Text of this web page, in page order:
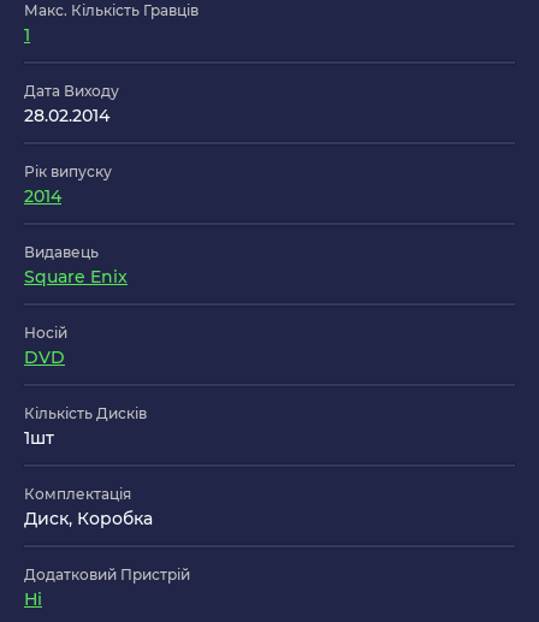
Макс. Кількість Гравців
1
Дата Виходу
28.02.2014
Рік випуску
2014
Видавець
Square Enix
Носій
DVD
Кількість Дисків
1шт
Комплектація
Диск, Коробка
Додатковий Пристрій
Ні